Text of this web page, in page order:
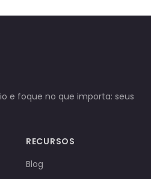
e foque no que importa: seus
RECURSOS
Blog